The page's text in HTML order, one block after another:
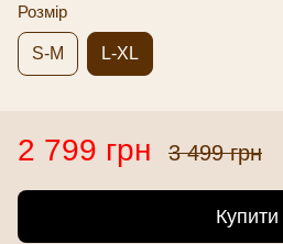
Розмір
S-M L-XL
2 799 грн 3 499 грн
Купити